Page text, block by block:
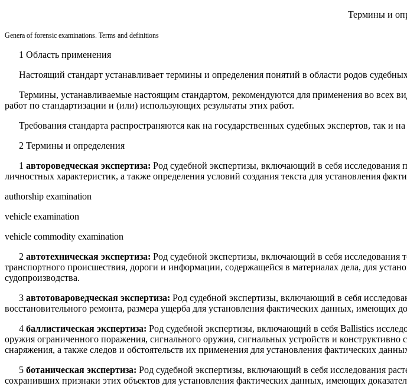
Термины и
Genera of forensic examinations. Terms and definitions
1 Область применения
Настоящий стандарт устанавливает термины и определения понятий в области родов
Термины, устанавливаемые настоящим стандартом, рекомендуются для применения во всех
работ по стандартизации и (или) использующих результаты этих работ.
Требования стандарта распространяются как на государственных судебных экспертов, так и
2 Термины и определения
1 автороведческая экспертиза: Род судебной экспертизы, включающий в себя
личностных характеристик, а также определения условий создания текста для установления
authorship exam­ination
vehicle examination
vehicle commodity examination
2 автотехническая экспертиза: Род судебной экспертизы, включающий в себя исследования
транспортного происшествия, дороги и информации, со­держащейся в материалах дела, для
судопроизводства.
3 автотовароведческая экспертиза: Род судебной экспертизы, включаю­щий в себя
восстановительного ремонта, размера ущерба для установления фактических данных, имеющих
4 баллистическая экспертиза: Род судебной экспертизы, включающий в себя Ballistics
оружия ограниченного поражения, сигнального оружия, сигнальных устройств и
снаряжения, а также следов и обстоятельств их применения для установления фактических
5 ботаническая экспертиза: Род судебной экспертизы, включающий в себя исследования
сохранивших признаки этих объектов для установления фактических данных, имеющих